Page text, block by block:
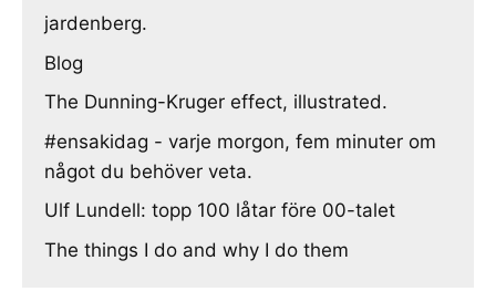
jardenberg.
Blog
The Dunning-Kruger effect, illustrated.
#ensakidag - varje morgon, fem minuter om
något du behöver veta.
Ulf Lundell: topp 100 låtar före 00-talet
The things I do and why I do them